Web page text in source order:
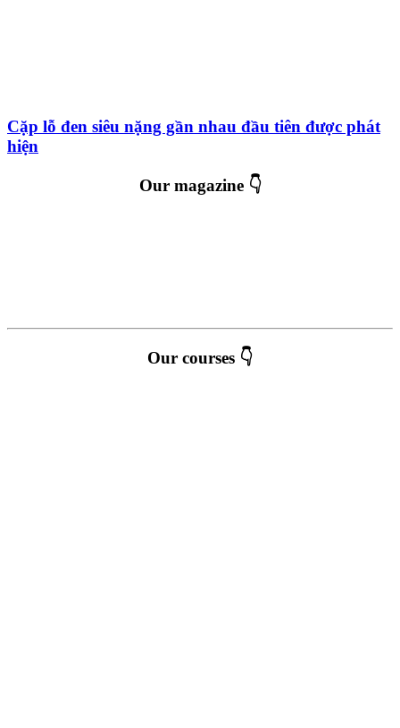
Cặp lỗ đen siêu nặng gần nhau đầu tiên được phát
hiện
Our magazine 👇
Our courses 👇